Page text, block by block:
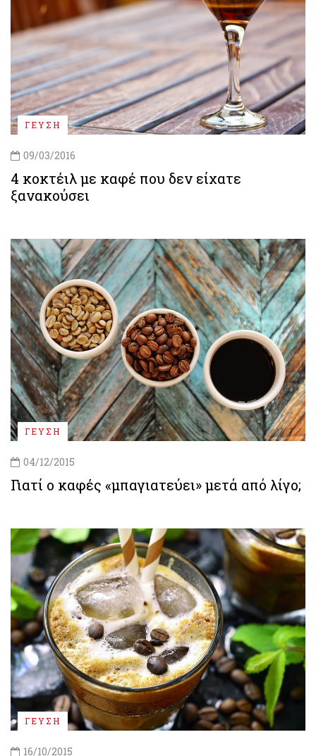
ΓΕΥΣΗ
09/03/2016
4 κοκτέιλ με καφέ που δεν είχατε
ξανακούσει
ΓΕΥΣΗ
04/12/2015
Γιατί ο καφές «μπαγιατεύει» μετά από λίγο;
ΓΕΥΣΗ
16/10/2015